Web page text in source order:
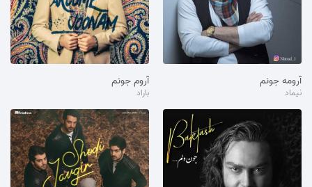
آرومه جونم
نیماد
آروم جونم
باراد